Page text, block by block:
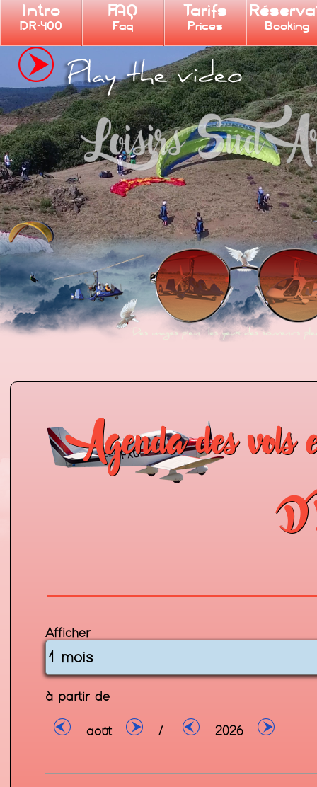
Intro
DR-400
FAQ
Faq
Tarifs
Prices Booking
Agenda des vols
à partir de
août / 2026